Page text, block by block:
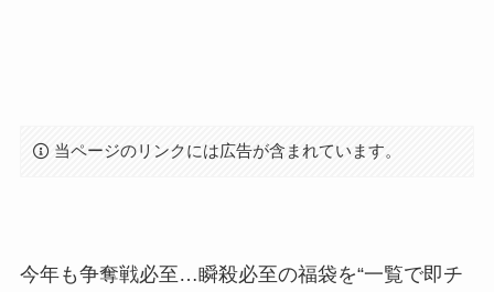
当ページのリンクには広告が含まれています。
今年も争奪戦必至…瞬殺必至の福袋を“一覧で即チ